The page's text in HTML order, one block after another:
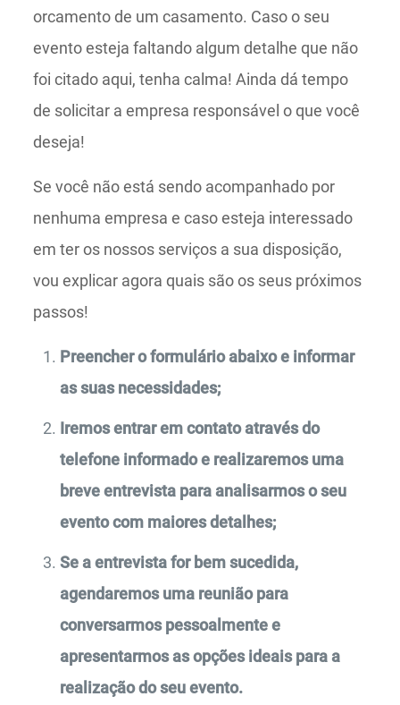
orcamento de um casamento. Caso o seu
evento esteja faltando algum detalhe que não
foi citado aqui, tenha calma! Ainda dá tempo
de solicitar a empresa responsável o que você
deseja!
Se você não está sendo acompanhado por
nenhuma empresa e caso esteja interessado
em ter os nossos serviços a sua disposição,
vou explicar agora quais são os seus próximos
passos!
Preencher o formulário abaixo e informar
as suas necessidades;
Iremos entrar em contato através do
telefone informado e realizaremos uma
breve entrevista para analisarmos o seu
evento com maiores detalhes;
Se a entrevista for bem sucedida,
agendaremos uma reunião para
conversarmos pessoalmente e
apresentarmos as opções ideais para a
realização do seu evento.